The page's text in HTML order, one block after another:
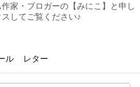
家・ブロガーの【みにこ】と申し
してご覧ください♪
ル レター